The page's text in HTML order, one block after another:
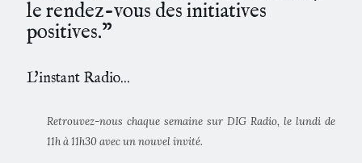
le rendez-vous des initiatives
positives.”
L'instant Radio...
Retrouvez-nous chaque semaine sur DIG Radio, le lundi de
11h à 11h30 avec un nouvel invité.